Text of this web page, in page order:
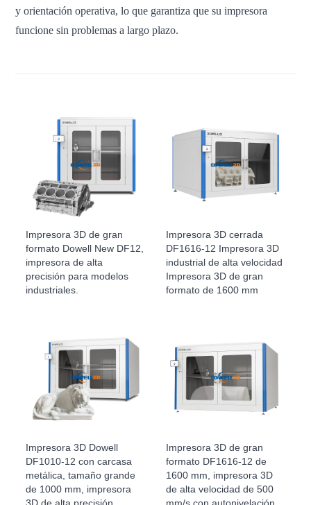
y orientación operativa, lo que garantiza que su impresora
funcione sin problemas a largo plazo.
Impresora 3D de gran
formato Dowell New DF12,
impresora de alta
precisión para modelos
industriales.
Impresora 3D cerrada
DF1616-12 Impresora 3D
industrial de alta velocidad
Impresora 3D de gran
formato de 1600 mm
Impresora 3D Dowell
DF1010-12 con carcasa
metálica, tamaño grande
de 1000 mm, impresora
Impresora 3D de gran
formato DF1616-12 de
1600 mm, impresora 3D
de alta velocidad de 500